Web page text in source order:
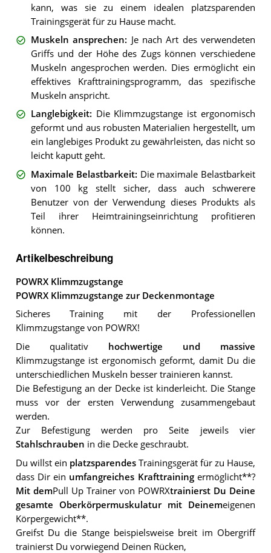
kann, was sie zu einem idealen platzsparenden
Trainingsgerät für zu Hause macht.
Muskeln ansprechen: Je nach Art des verwendeten
Griffs und der Höhe des Zugs können verschiedene
Muskeln angesprochen werden. Dies ermöglicht ein
effektives Krafttrainingsprogramm, das spezifische
Muskeln anspricht.
Langlebigkeit: Die Klimmzugstange ist ergonomisch
geformt und aus robusten Materialien hergestellt, um
ein langlebiges Produkt zu gewährleisten, das nicht so
leicht kaputt geht.
Maximale Belastbarkeit: Die maximale Belastbarkeit
von 100 kg stellt sicher, dass auch schwerere
Benutzer von der Verwendung dieses Produkts als
Teil ihrer Heimtrainingseinrichtung profitieren
können.
Artikelbeschreibung
POWRX Klimmzugstange
POWRX Klimmzugstange zur Deckenmontage
Sicheres Training mit der Professionellen
Klimmzugstange von POWRX!
Die qualitativ
hochwertige und massive
Klimmzugstange ist ergonomisch geformt, damit Du die
unterschiedlichen Muskeln besser trainieren kannst.
Die Befestigung an der Decke ist kinderleicht. Die Stange
muss vor der ersten Verwendung zusammengebaut
werden.
Zur Befestigung werden pro Seite jeweils vier
Stahlschrauben in die Decke geschraubt.
Du willst ein platzsparendesTrainingsgerät für zu Hause,
dass Dir ein umfangreiches Krafttrainingermöglicht**?
Mit demPull Up Trainer von POWRXtrainierst Du Deine
gesamte Oberkörpermuskulatur mit Deinemeigenen
Körpergewicht**.
Greifst Du die Stange beispielsweise breit im Obergriff
trainierst Du vorwiegend Deinen Rücken,